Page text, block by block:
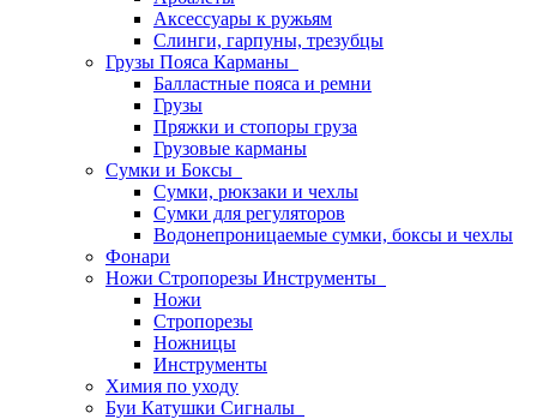
Аксессуары к ружьям
Слинги, гарпуны, трезубцы
Грузы Пояса Карманы
Балластные пояса и ремни
Грузы
Пряжки и стопоры груза
Грузовые карманы
Сумки и Боксы
Сумки, рюкзаки и чехлы
Сумки для регуляторов
Водонепроницаемые сумки, боксы и чехлы
Фонари
Ножи Стропорезы Инструменты
Ножи
Стропорезы
Ножницы
Инструменты
Химия по уходу
Буи Катушки Сигналы